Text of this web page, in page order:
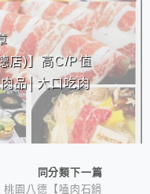
店)】高C/P值
品│大口吃肉
同分類下一篇
桃園八德【嗑肉石鍋